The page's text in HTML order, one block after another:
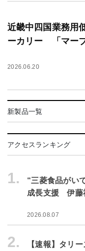
近畿中四国業務用
ーカリー 「マー
2026.06.20
新製品一覧
アクセスランキング
1.
“三菱食品がい
成長支援 伊藤
2026.08.07
2.
【速報】タリ